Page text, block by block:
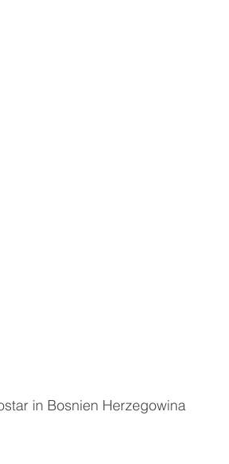
in Bosnien Herzegowina